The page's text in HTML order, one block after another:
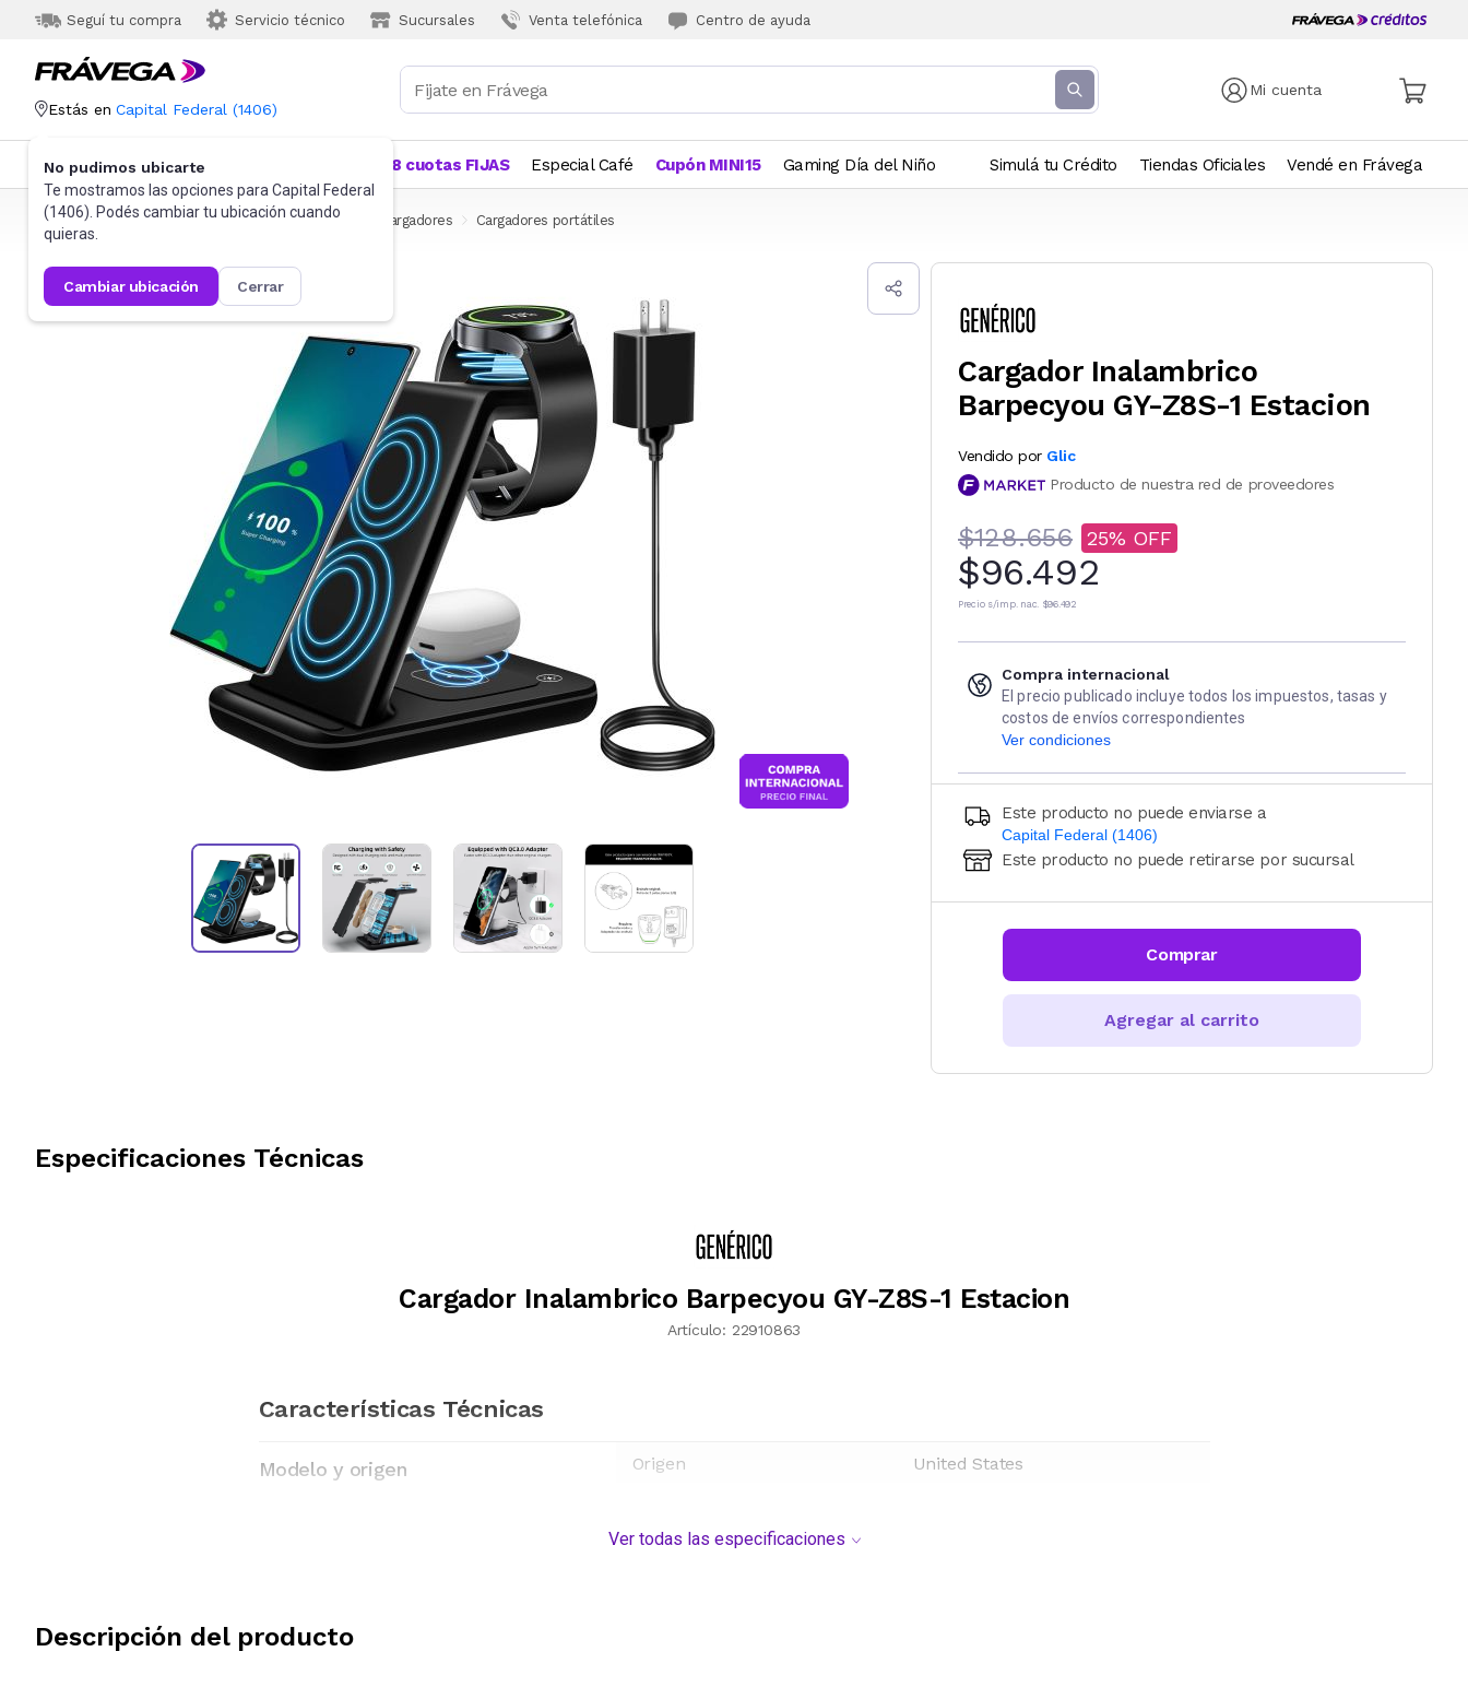
Seguí tu compra Servicio técnico Sucursales Venta telefónica Centro de ayuda
Mi cuenta
Estás en Capital Federal (1406)
No pudimos ubicarte
Te mostramos las opciones para Capital Federal
(1406). Podés cambiar tu ubicación cuando
quieras.
cambiar ubicación cerrar
Categorías Más Vendidos 18 cuotas FIJAS Especial Café Cupón MINI15 Gaming Día del Niño Simulá tu Crédito Tiendas Oficiales Vendé en Frávega
Frávega Celulares Accesorios para Celulares Cargadores Cargadores portátiles
Cargador Inalambrico
Barpecyou GY-Z8S-1 Estacion
Vendido por Glic
Producto de nuestra red de proveedores
$128.656 25
$96.492
Precio s/imp. nac. $96.492
Compra internacional
El precio publicado incluye todos los impuestos, tasas y
costos de envíos correspondientes
Ver condiciones
Este producto no puede enviarse a
Capital Federal (1406)
Ingresá código postal (sólo números)
CALCULAR
Este producto no puede retirarse por sucursal
Comprar
Agregar al carrito
Especificaciones Técnicas
Cargador Inalambrico Barpecyou GY-Z8S-1 Estacion
Artículo: 22910863
Características Técnicas
Modelo y origen Origen United States
Ver todas las especificaciones
Descripción del producto